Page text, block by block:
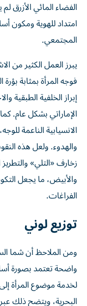
الفضاء المائي الأزرق
امتداد للهوية
المجتمعي.
يبرز العمل الكثير من
فوجه المرأة بمثابة
إبراز الخلفية الطبقية
الإماراتي بشكل عام.
الانسيابية الناعمة
والهدوء. ولعل هذه
زخارف «التلي»
والأبيض، ما يجعل
الفراغات.
توزيع لوني
ومن الملاحظ أن شما
واضحة تعتمد بصورة
لخدمة موضوع المرأة
البحرية، ويتضح ذلك